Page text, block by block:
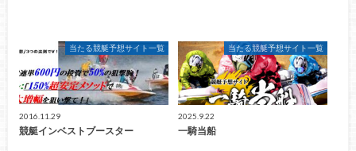
当たる競艇予想サイト一覧
2016.11.29
競艇インベストブースター
当たる競艇予想サイト一覧
2025.9.22
一騎当船